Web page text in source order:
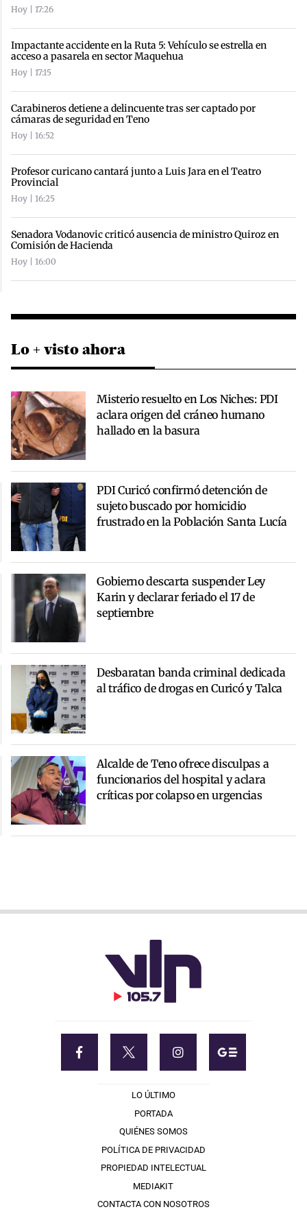
Hoy | 17:26
Impactante accidente en la Ruta 5: Vehículo se estrella en
acceso a pasarela en sector Maquehua
Hoy | 17:15
Carabineros detiene a delincuente tras ser captado por
cámaras de seguridad en Teno
Hoy | 16:52
Profesor curicano cantará junto a Luis Jara en el Teatro
Provincial
Hoy | 16:25
Senadora Vodanovic criticó ausencia de ministro Quiroz en
Comisión de Hacienda
Hoy | 16:00
Lo + visto ahora
Misterio resuelto en Los Niches: PDI
aclara origen del cráneo humano
hallado en la basura
PDI Curicó confirmó detención de
sujeto buscado por homicidio
frustrado en la Población Santa Lucía
Gobierno descarta suspender Ley
Karin y declarar feriado el 17 de
septiembre
Desbaratan banda criminal dedicada
al tráfico de drogas en Curicó y Talca
Alcalde de Teno ofrece disculpas a
funcionarios del hospital y aclara
críticas por colapso en urgencias
LO ÚLTIMO
PORTADA
QUIÉNES SOMOS
POLÍTICA DE PRIVACIDAD
PROPIEDAD INTELECTUAL
MEDIAKIT
CONTACTA CON NOSOTROS